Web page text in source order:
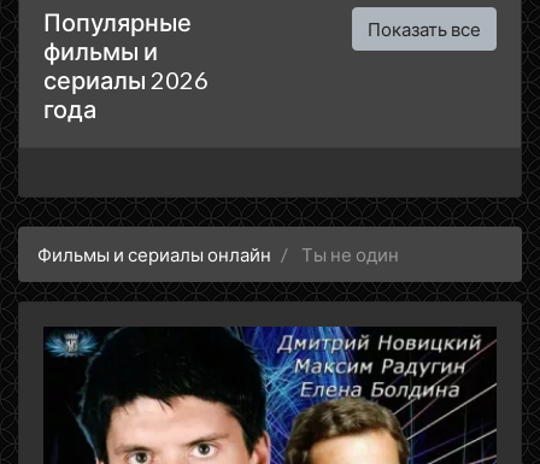
Популярные
фильмы и
сериалы 2026
года
Показать все
Фильмы и сериалы онлайн Ты не один